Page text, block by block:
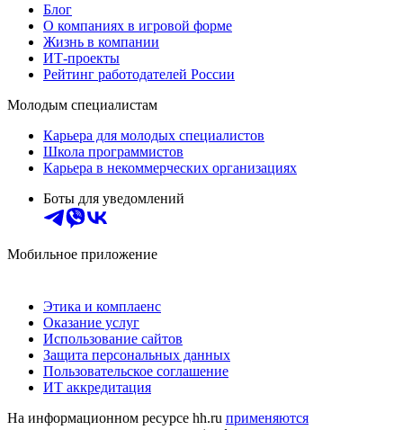
Блог
О компаниях в игровой форме
Жизнь в компании
ИТ-проекты
Рейтинг работодателей России
Молодым специалистам
Карьера для молодых специалистов
Школа программистов
Карьера в некоммерческих организациях
Боты для уведомлений
Мобильное приложение
Этика и комплаенс
Оказание услуг
Использование сайтов
Защита персональных данных
Пользовательское соглашение
ИТ аккредитация
На информационном ресурсе hh.ru применяются